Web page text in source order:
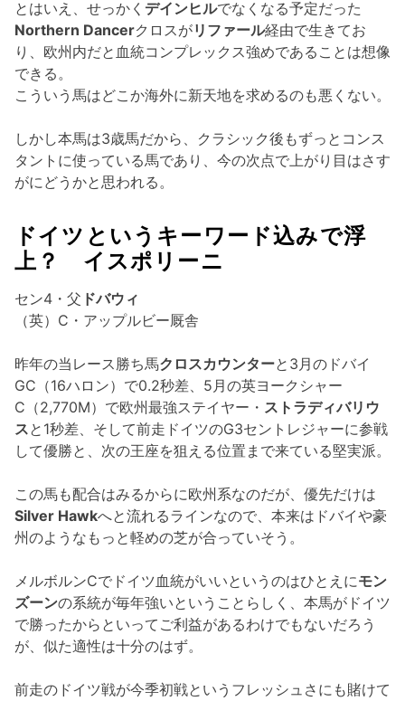
とはいえ、せっかく デインヒルでなくなる予定だった
Northern Dancerクロスがリファール経由で生きてお
り、欧州内だと血統コンプレックス強めであることは想像
できる。
こういう馬はどこか海外に新天地を求めるのも悪くない。
しかし本馬は3歳馬だから、クラシック後もずっとコンス
タントに使っている馬であり、今の次点で上がり目はさす
がにどうかと思われる。
ドイツというキーワード込みで浮
上？ イスポリーニ
セン4・父 ドバウィ
（英）C・アップルビー厩舎
昨年の当レース勝ち馬クロスカウンターと3月のドバイ
GC（16ハロン）で0.2秒差、5月の英ヨークシャー
C（2,770M）で欧州最強ステイヤー・ ストラディバリウ
スと1秒差、そして前走ドイツのG3セントレジャーに参戦
して優勝と、次の王座を狙える位置まで来ている堅実派。
この馬も配合はみるからに欧州系なのだが、優先だけは
Silver Hawkへと流れるラインなので、本来はドバイや豪
州のようなもっと軽めの芝が合っていそう。
メルボルンCでドイツ血統がいいというのはひとえにモン
ズーンの系統が毎年強いということらしく、本馬がドイツ
で勝ったからといってご利益があるわけでもないだろう
が、似た適性は十分のはず。
前走のドイツ戦が今季初戦というフレッシュさにも賭けて